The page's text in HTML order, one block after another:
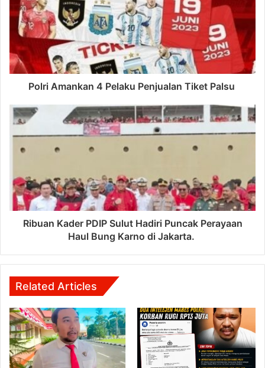
Polri Amankan 4 Pelaku Penjualan Tiket Palsu
Ribuan Kader PDIP Sulut Hadiri Puncak Perayaan
Haul Bung Karno di Jakarta.
Related Articles